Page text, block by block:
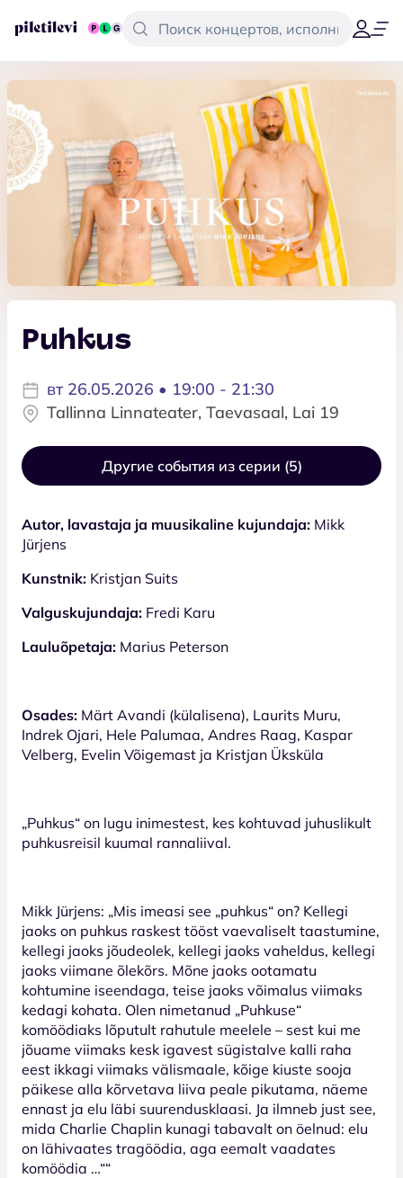
Puhkus
вт 26.05.2026 • 19:00 - 21:30
Tallinna Linnateater, Taevasaal, Lai 19
Другие события из серии (5)
Autor, lavastaja ja muusikaline kujundaja: Mikk
Jürjens
Kunstnik: Kristjan Suits
Valguskujundaja: Fredi Karu
Lauluõpetaja: Marius Peterson
Osades: Märt Avandi (külalisena), Laurits Muru,
Indrek Ojari, Hele Palumaa, Andres Raag, Kaspar
Velberg, Evelin Võigemast ja Kristjan Üksküla
„Puhkus“ on lugu inimestest, kes kohtuvad juhuslikult
puhkusreisil kuumal rannaliival.
Mikk Jürjens: „Mis imeasi see „puhkus“ on? Kellegi
jaoks on puhkus raskest tööst vaevaliselt taastumine,
kellegi jaoks jõudeolek, kellegi jaoks vaheldus, kellegi
jaoks viimane õlekõrs. Mõne jaoks ootamatu
kohtumine iseendaga, teise jaoks võimalus viimaks
kedagi kohata. Olen nimetanud „Puhkuse“
komöödiaks lõputult rahutule meelele – sest kui me
jõuame viimaks kesk igavest sügistalve kalli raha
eest ikkagi viimaks välismaale, kõige kiuste sooja
päikese alla kõrvetava liiva peale pikutama, näeme
ennast ja elu läbi suurendusklaasi. Ja ilmneb just see,
mida Charlie Chaplin kunagi tabavalt on öelnud: elu
on lähivaates tragöödia, aga eemalt vaadates
komöödia …““